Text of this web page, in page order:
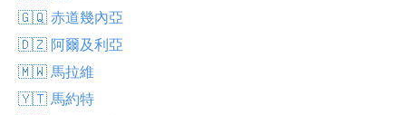
🇬🇶 赤道幾內亞
🇩🇿 阿爾及利亞
🇲🇼 馬拉維
🇾🇹 馬約特